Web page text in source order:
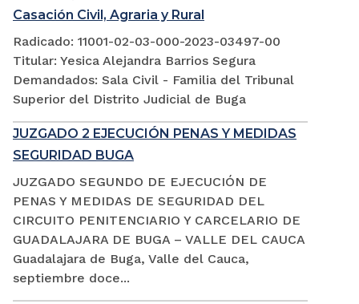
Casación Civil, Agraria y Rural
Radicado: 11001-02-03-000-2023-03497-00
Titular: Yesica Alejandra Barrios Segura
Demandados: Sala Civil - Familia del Tribunal
Superior del Distrito Judicial de Buga
JUZGADO 2 EJECUCIÓN PENAS Y MEDIDAS
SEGURIDAD BUGA
JUZGADO SEGUNDO DE EJECUCIÓN DE
PENAS Y MEDIDAS DE SEGURIDAD DEL
CIRCUITO PENITENCIARIO Y CARCELARIO DE
GUADALAJARA DE BUGA – VALLE DEL CAUCA
Guadalajara de Buga, Valle del Cauca,
septiembre doce...